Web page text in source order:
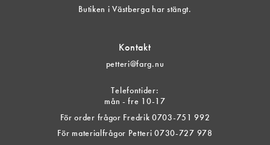
Butiken i Västberga har stängt.
Kontakt
petteri@farg.nu
Telefontider:
mån - fre 10-17
För order frågor Fredrik 0703-751 992
För materialfrågor Petteri 0730-727 978